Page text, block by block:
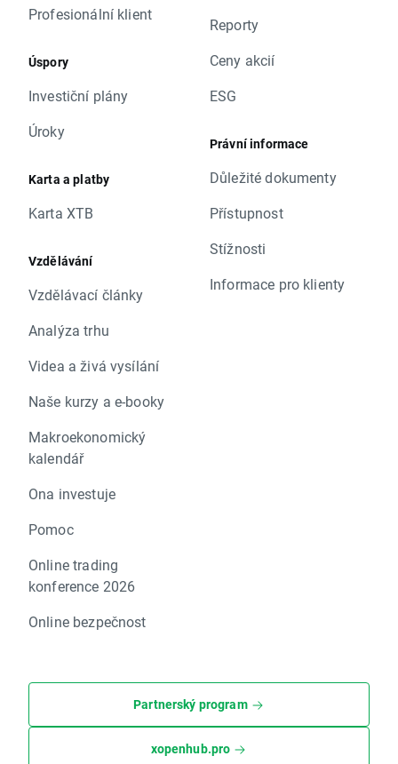
Profesionální klient
Úspory
Investiční plány
Úroky
Karta a platby
Karta XTB
Vzdělávání
Vzdělávací články
Analýza trhu
Videa a živá vysílání
Naše kurzy a e-booky
Makroekonomický
kalendář
Ona investuje
Pomoc
Online trading
konference 2026
Online bezpečnost
Reporty
Ceny akcií
ESG
Právní informace
Důležité dokumenty
Přístupnost
Stížnosti
Informace pro klienty
Partnerský program
xopenhub.pro